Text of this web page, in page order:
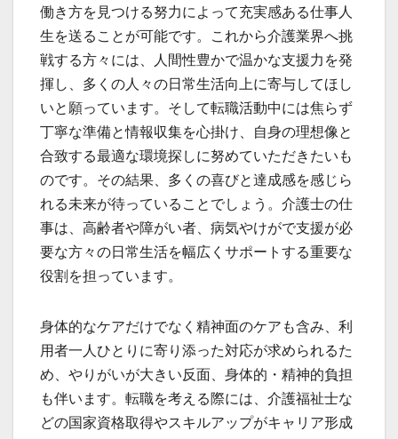
働き方を見つける努力によって充実感ある仕事人
生を送ることが可能です。これから介護業界へ挑
戦する方々には、人間性豊かで温かな支援力を発
揮し、多くの人々の日常生活向上に寄与してほし
いと願っています。そして転職活動中には焦らず
丁寧な準備と情報収集を心掛け、自身の理想像と
合致する最適な環境探しに努めていただきたいも
のです。その結果、多くの喜びと達成感を感じら
れる未来が待っていることでしょう。介護士の仕
事は、高齢者や障がい者、病気やけがで支援が必
要な方々の日常生活を幅広くサポートする重要な
役割を担っています。
身体的なケアだけでなく精神面のケアも含み、利
用者一人ひとりに寄り添った対応が求められるた
め、やりがいが大きい反面、身体的・精神的負担
も伴います。転職を考える際には、介護福祉士な
どの国家資格取得やスキルアップがキャリア形成